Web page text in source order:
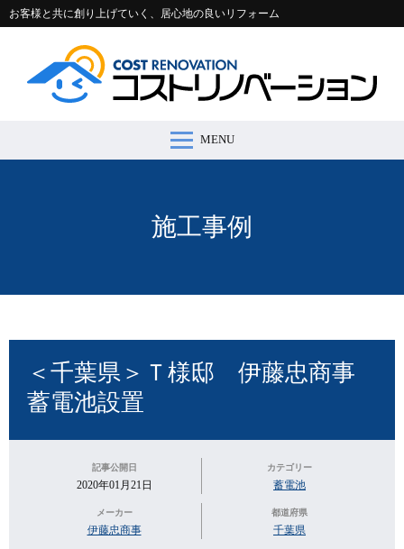
お客様と共に創り上げていく、居心地の良いリフォーム
MENU
施工事例
＜千葉県＞Ｔ様邸 伊藤忠商事
蓄電池設置
記事公開日
2020年01月21日
カテゴリー
蓄電池
メーカー
伊藤忠商事
都道府県
千葉県